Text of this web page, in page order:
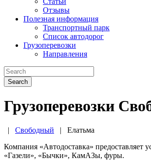
Отзывы
Полезная информация
Транспортный парк
Список автодорог
Грузоперевозки
Направления
Search
Грузоперевозки
| Свободный | Елатьма
Компания «Автодоставка» предоставляет
«Газели», «Бычки», КамАЗы, фуры.